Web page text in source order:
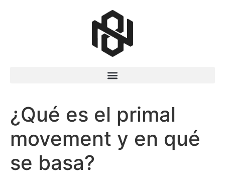
¿Qué es el primal
movement y en qué
se basa?